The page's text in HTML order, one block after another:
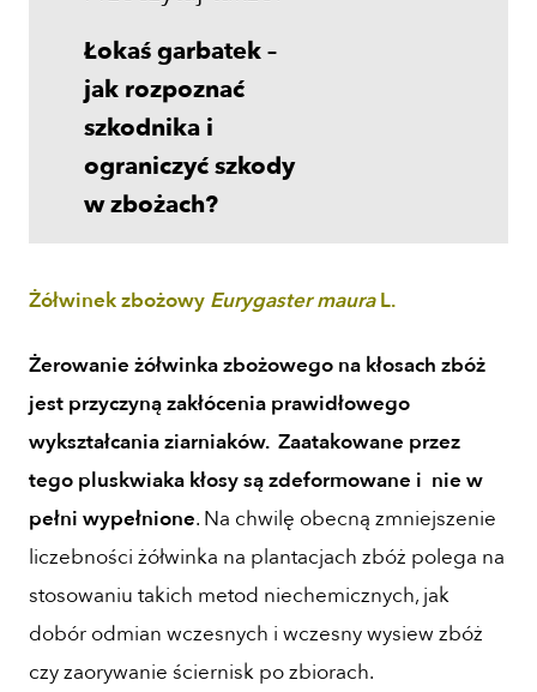
Łokaś garbatek –
jak rozpoznać
szkodnika i
ograniczyć szkody
w zbożach?
Żółwinek zbożowy Eurygaster mauraL.
Żerowanie żółwinka zbożowego na kłosach zbóż
jest przyczyną zakłócenia prawidłowego
wykształcania ziarniaków. Zaatakowane przez
tego pluskwiaka kłosy są zdeformowane i nie w
pełni wypełnione. Na chwilę obecną zmniejszenie
liczebności żółwinka na plantacjach zbóż polega na
stosowaniu takich metod niechemicznych, jak
dobór odmian wczesnych i wczesny wysiew zbóż
czy zaorywanie ściernisk po zbiorach.